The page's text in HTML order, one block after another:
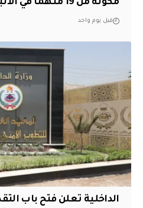
مكونة من 19 متهمًا في الأنبار
قبل يوم واحد